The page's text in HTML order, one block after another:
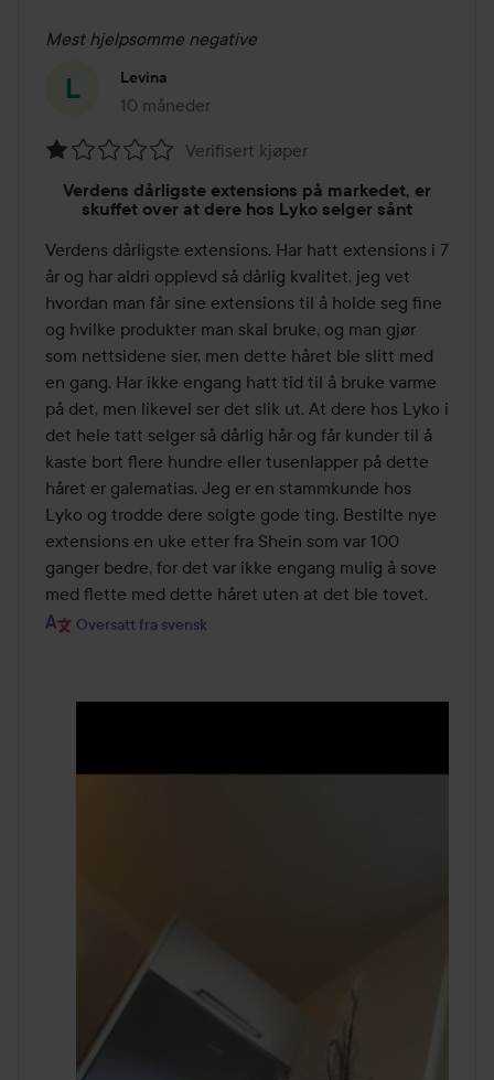
Mest hjelpsomme negative
Levina
10 måneder
Innlegget ble opprettet 10 måneder
5
Verifisert kjøper
Verdens dårligste extensions på markedet, er
skuffet over at dere hos Lyko selger sånt
Verdens dårligste extensions. Har hatt extensions i 7
år og har aldri opplevd så dårlig kvalitet, jeg vet
hvordan man får sine extensions til å holde seg fine
og hvilke produkter man skal bruke, og man gjør
som nettsidene sier, men dette håret ble slitt med
en gang. Har ikke engang hatt tid til å bruke varme
på det, men likevel ser det slik ut. At dere hos Lyko i
det hele tatt selger så dårlig hår og får kunder til å
kaste bort flere hundre eller tusenlapper på dette
håret er galematias. Jeg er en stammkunde hos
Lyko og trodde dere solgte gode ting. Bestilte nye
extensions en uke etter fra Shein som var 100
ganger bedre, for det var ikke engang mulig å sove
med flette med dette håret uten at det ble tovet.
Oversatt fra svensk